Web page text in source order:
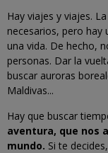
Hay viajes y viajes.
necesarios, pero
una vida. De hecho,
personas. Dar la
buscar auroras
Maldivas...
Hay que buscar
aventura, que nos
mundo. Si te